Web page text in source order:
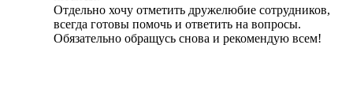
Отдельно хочу отметить дружелюбие сотрудников,
всегда готовы помочь и ответить на вопросы.
Обязательно обращусь снова и рекомендую всем!